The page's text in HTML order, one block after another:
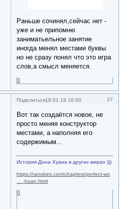
Раньше сочинял,сейчас нет -
уже и не припомню
заниматьельное занятие
иногда менял местами буквы
но не сразу понял что это игра
слов,а смысл меняется.
0
Поделиться 27
18.01.19 16:00
Вот так создаётся новое, не
просто меняя конструктор
местами, а наполняя его
содержимым...
История Дона Хуана в других мирах )))
https://ranobes.com/chapters/perfect-wo
… -huan.html
0